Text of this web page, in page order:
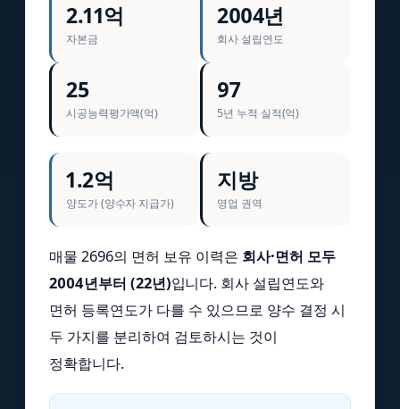
2.11억
자본금
2004년
회사 설립연도
25
시공능력평가액(억)
97
5년 누적 실적(억)
1.2억
양도가 (양수자 지급가)
지방
영업 권역
매물 2696의 면허 보유 이력은 회사·면허 모두
2004년부터 (22년)입니다. 회사 설립연도와
면허 등록연도가 다를 수 있으므로 양수 결정 시
두 가지를 분리하여 검토하시는 것이
정확합니다.